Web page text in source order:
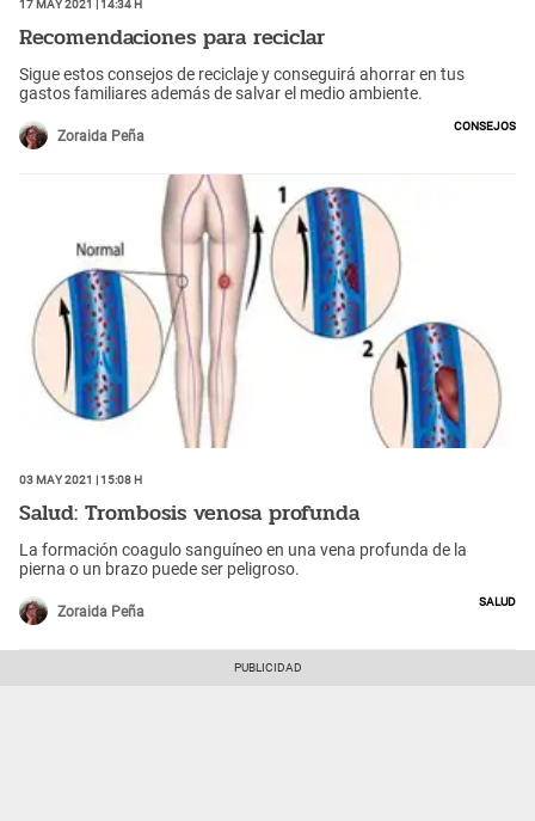
Recomendaciones para reciclar
Sigue estos consejos de reciclaje y conseguirá ahorrar en tus
gastos familiares además de salvar el medio ambiente.
Zoraida Peña
Consejos
03 May 2021 | 15:08 h
Salud: Trombosis venosa profunda
La formación coagulo sanguíneo en una vena profunda de la
pierna o un brazo puede ser peligroso.
Zoraida Peña
Salud